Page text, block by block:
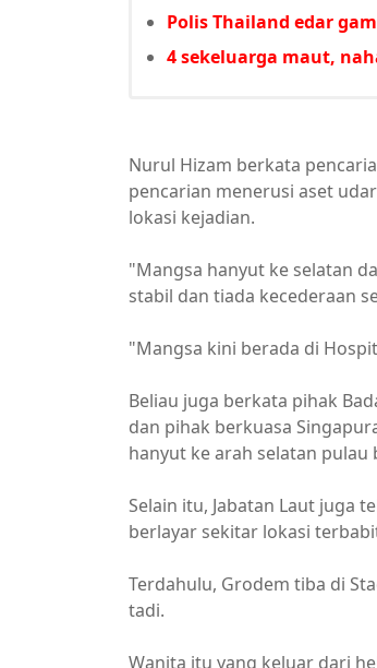
Polis Thailand edar
4 sekeluarga maut,
Nurul Hizam berkata
pencarian menerusi aset
lokasi kejadian.
"Mangsa hanyut ke selatan
stabil dan tiada kecederaan
"Mangsa kini berada di
Beliau juga berkata pihak
dan pihak berkuasa
hanyut ke arah selatan pulau
Selain itu, Jabatan Laut juga
berlayar sekitar lokasi
Terdahulu, Grodem tiba di
tadi.
Wanita itu yang keluar dari